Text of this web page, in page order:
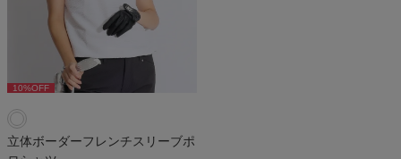
10%OFF
立体ボーダーフレンチスリーブポ